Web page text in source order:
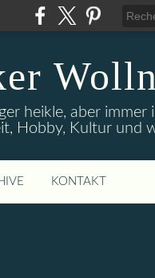
heikle, aber immer
Hobby, Kultur und
KONTAKT